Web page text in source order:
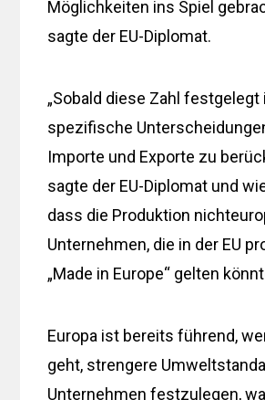
Möglichkeiten ins Spiel
sagte der EU-Diplomat.
„Sobald diese Zahl festgelegt
spezifische
Importe und Exporte zu
sagte der EU-Diplomat und
dass die Produktion
Unternehmen, die in der EU
„Made in Europe“ gelten
Europa ist bereits führend,
geht, strengere
Unternehmen festzulegen,